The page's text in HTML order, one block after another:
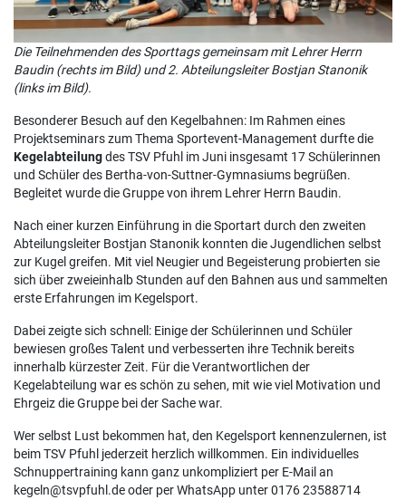
Die Teilnehmenden des Sporttags gemeinsam mit Lehrer Herrn
Baudin (rechts im Bild) und 2. Abteilungsleiter Bostjan Stanonik
(links im Bild).
Besonderer Besuch auf den Kegelbahnen: Im Rahmen eines
Projektseminars zum Thema Sportevent-Management durfte die
Kegelabteilungdes TSV Pfuhl im Juni insgesamt 17 Schülerinnen
und Schüler des Bertha-von-Suttner-Gymnasiums begrüßen.
Begleitet wurde die Gruppe von ihrem Lehrer Herrn Baudin.
Nach einer kurzen Einführung in die Sportart durch den zweiten
Abteilungsleiter Bostjan Stanonik konnten die Jugendlichen selbst
zur Kugel greifen. Mit viel Neugier und Begeisterung probierten sie
sich über zweieinhalb Stunden auf den Bahnen aus und sammelten
erste Erfahrungen im Kegelsport.
Dabei zeigte sich schnell: Einige der Schülerinnen und Schüler
bewiesen großes Talent und verbesserten ihre Technik bereits
innerhalb kürzester Zeit. Für die Verantwortlichen der
Kegelabteilung war es schön zu sehen, mit wie viel Motivation und
Ehrgeiz die Gruppe bei der Sache war.
Wer selbst Lust bekommen hat, den Kegelsport kennenzulernen, ist
beim TSV Pfuhl jederzeit herzlich willkommen. Ein individuelles
Schnuppertraining kann ganz unkompliziert per E-Mail an
kegeln@tsvpfuhl.de oder per WhatsApp unter 0176 23588714